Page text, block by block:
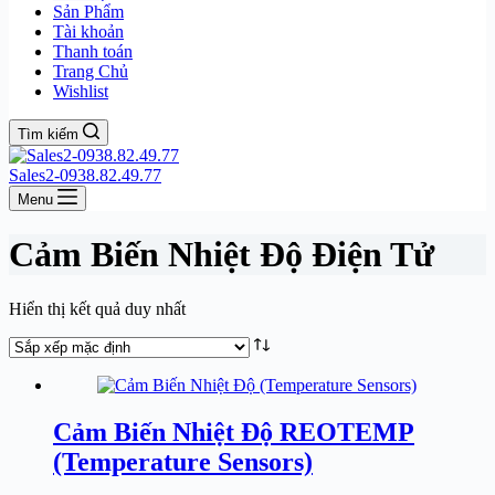
Sản Phẩm
Tài khoản
Thanh toán
Trang Chủ
Wishlist
Tìm kiếm
Sales2-0938.82.49.77
Menu
Cảm Biến Nhiệt Độ Điện Tử
Hiển thị kết quả duy nhất
Cảm Biến Nhiệt Độ REOTEMP
(Temperature Sensors)